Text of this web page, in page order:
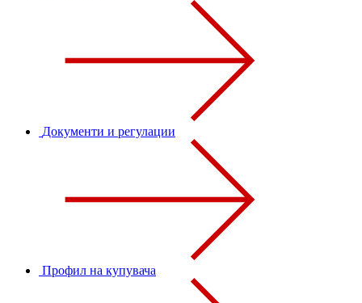
Документи и регулации
Профил на купувача